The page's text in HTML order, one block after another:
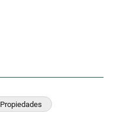
Propiedades